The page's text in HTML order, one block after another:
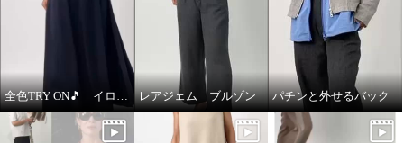
レアジェム ブルゾン パチンと外せるバック